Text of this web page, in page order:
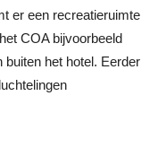
er een recreatieruimte
COA bijvoorbeeld
het hotel. Eerder